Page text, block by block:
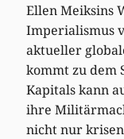
Ellen Meiksins
Imperialismus
aktueller
kommt zu dem
Kapitals kann
ihre
nicht nur